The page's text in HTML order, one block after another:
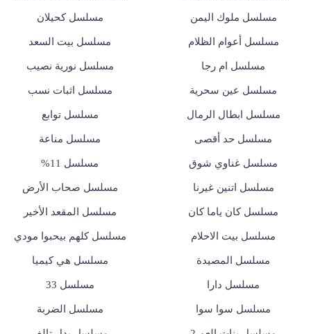
مسلسل ملوك اليمن مسلسل كحيلان
مسلسل أعوام الظلام مسلسل بيت السعد
مسلسل ام رجا مسلسل نورية نصيب
مسلسل عين سحرية مسلسل اثبات نسب
مسلسل ابطال الرمال مسلسل توابع
مسلسل حد أقصى مسلسل مناعة
مسلسل غناوي شوق مسلسل 11%
مسلسل اتنين غيرنا مسلسل صحاب الأرض
مسلسل كان ياما كان مسلسل المقعد الأخير
مسلسل بيت الاحلام مسلسل كلهم بيحبوا مودي
مسلسل المصيدة مسلسل هي كيميا
مسلسل دارا مسلسل 33
مسلسل سوا سوا مسلسل الضربة